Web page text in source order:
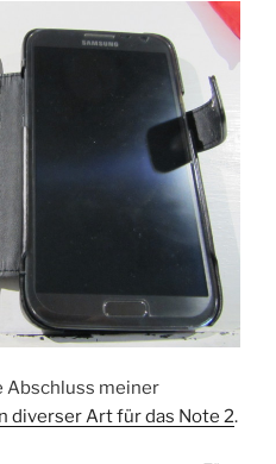
Abschluss meiner
diverser Art für das Note 2.